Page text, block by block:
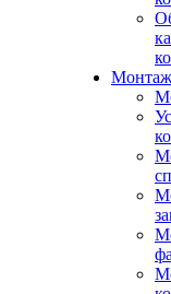
Монтаж